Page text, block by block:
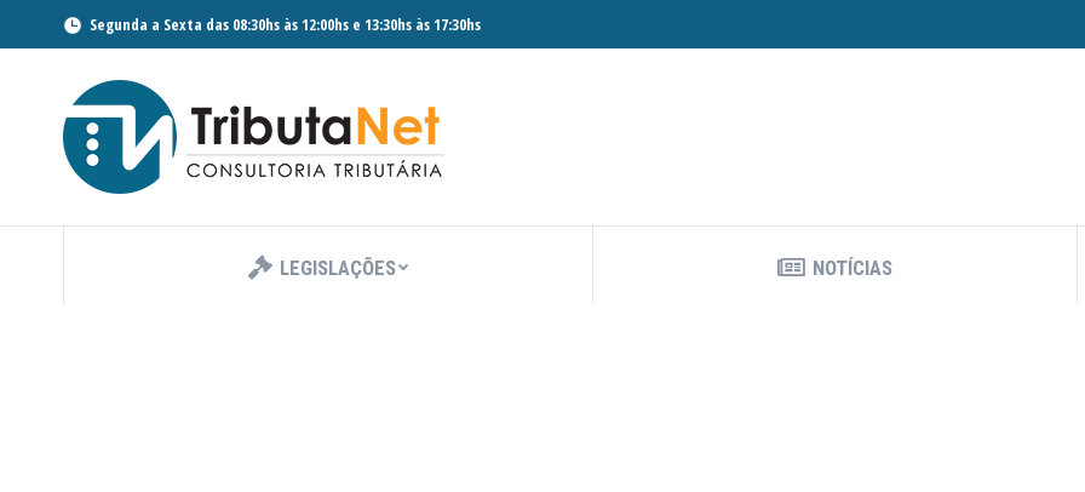
Segunda a Sexta das 08:30hs às 12:00hs e 13:30hs às 17:30hs
LEGISLAÇÕES NOTÍCIAS